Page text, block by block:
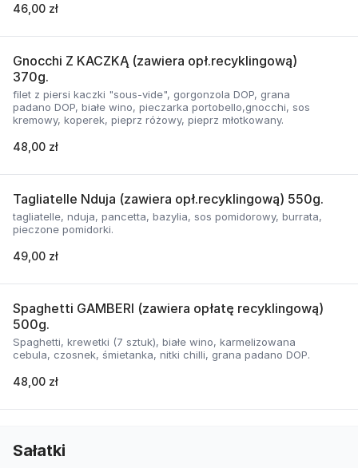
46,00 zł
Gnocchi Z KACZKĄ (zawiera opł.recyklingową)
370g.
filet z piersi kaczki "sous-vide", gorgonzola DOP, grana
padano DOP, białe wino, pieczarka portobello,gnocchi, sos
kremowy, koperek, pieprz różowy, pieprz młotkowany.
48,00 zł
Tagliatelle Nduja (zawiera opł.recyklingową) 550g.
tagliatelle, nduja, pancetta, bazylia, sos pomidorowy, burrata,
pieczone pomidorki.
49,00 zł
Spaghetti GAMBERI (zawiera opłatę recyklingową)
500g.
Spaghetti, krewetki (7 sztuk), białe wino, karmelizowana
cebula, czosnek, śmietanka, nitki chilli, grana padano DOP.
48,00 zł
Sałatki